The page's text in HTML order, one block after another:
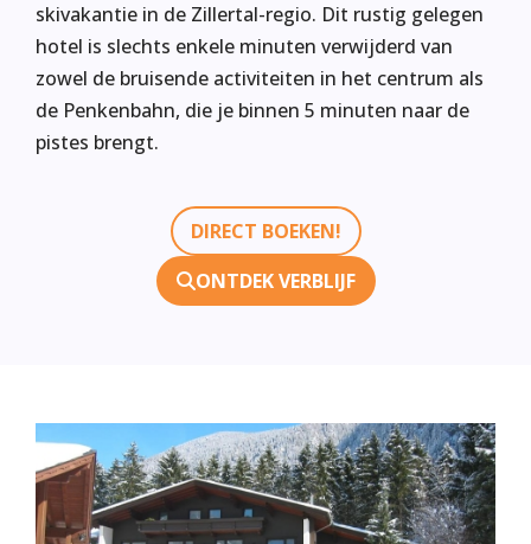
skivakantie in de Zillertal-regio. Dit rustig gelegen
hotel is slechts enkele minuten verwijderd van
zowel de bruisende activiteiten in het centrum als
de Penkenbahn, die je binnen 5 minuten naar de
pistes brengt.
DIRECT BOEKEN!
ONTDEK VERBLIJF